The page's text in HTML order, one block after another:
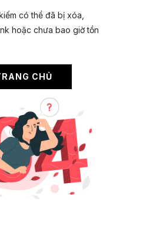
có thể đã bị xóa,
hoặc chưa bao giờ tồn
CHỦ